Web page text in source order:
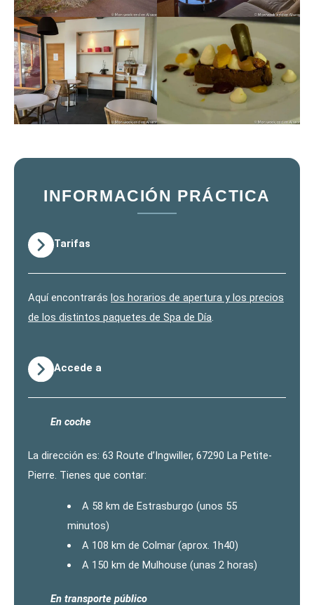
INFORMACIÓN PRÁCTICA
Tarifas
Aquí encontrarás los horarios de apertura y los precios
de los distintos paquetes de Spa de Día.
Accede a
En coche
La dirección es: 63 Route d’Ingwiller, 67290 La Petite-
Pierre. Tienes que contar:
A 58 km de Estrasburgo (unos 55
minutos)
A 108 km de Colmar (aprox. 1h40)
A 150 km de Mulhouse (unas 2 horas)
En transporte público